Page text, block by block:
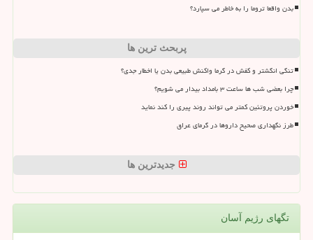
بدن واقعا تروما را به خاطر می سپارد؟
پربحث ترین ها
تنگی انگشتر و کفش در گرما واکنش طبیعی بدن یا اخطار جدی؟
چرا بعضی شب ها ساعت ۳ بامداد بیدار می شویم؟
خوردن پروتئین کمتر می تواند روند پیری را کند نماید
طرز نگهداری صحیح داروها در گرمای عراق
جدیدترین ها
تگهای رژیم آسان